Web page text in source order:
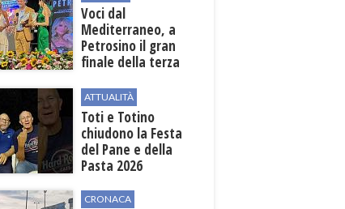
Voci dal
Mediterraneo, a
Petrosino il gran
finale della terza
palco i Jalisse
ATTUALITÀ
Toti e Totino
chiudono la Festa
del Pane e della
Pasta 2026
CRONACA